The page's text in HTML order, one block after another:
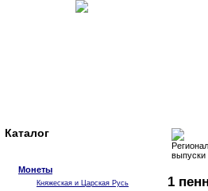
Каталог
Монеты
Княжеская и Царская Русь
1